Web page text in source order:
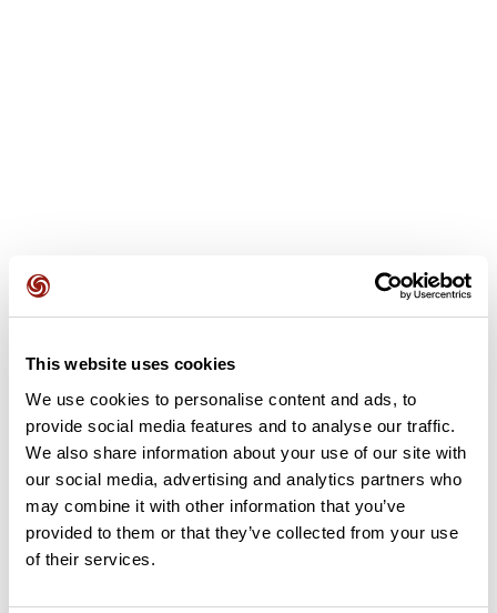
This website uses cookies
We use cookies to personalise content and ads, to
provide social media features and to analyse our traffic.
We also share information about your use of our site with
our social media, advertising and analytics partners who
may combine it with other information that you’ve
provided to them or that they’ve collected from your use
of their services.
Ajouter un avis
Découvrez ce parcours de vélo de 85,1 km à proximité de